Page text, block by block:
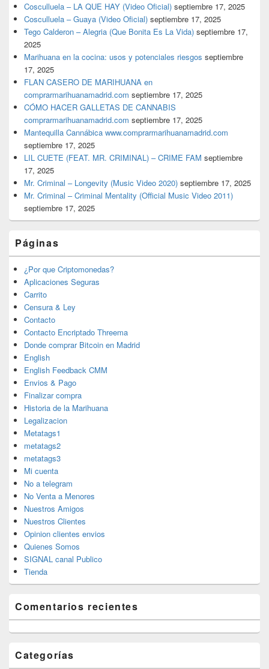
Cosculluela – LA QUE HAY (Video Oficial) septiembre 17, 2025
Cosculluela – Guaya (Video Oficial) septiembre 17, 2025
Tego Calderon – Alegria (Que Bonita Es La Vida) septiembre 17,
2025
Marihuana en la cocina: usos y potenciales riesgos septiembre
17, 2025
FLAN CASERO DE MARIHUANA en
comprarmarihuanamadrid.com septiembre 17, 2025
CÓMO HACER GALLETAS DE CANNABIS
comprarmarihuanamadrid.com septiembre 17, 2025
Mantequilla Cannábica www.comprarmarihuanamadrid.com
septiembre 17, 2025
LIL CUETE (FEAT. MR. CRIMINAL) – CRIME FAM septiembre
17, 2025
Mr. Criminal – Longevity (Music Video 2020) septiembre 17, 2025
Mr. Criminal – Criminal Mentality (Official Music Video 2011)
septiembre 17, 2025
Páginas
¿Por que Criptomonedas?
Aplicaciones Seguras
Carrito
Censura & Ley
Contacto
Contacto Encriptado Threema
Donde comprar Bitcoin en Madrid
English
English Feedback CMM
Envios & Pago
Finalizar compra
Historia de la Marihuana
Legalizacion
Metatags1
metatags2
metatags3
Mi cuenta
No a telegram
No Venta a Menores
Nuestros Amigos
Nuestros Clientes
Opinion clientes envios
Quienes Somos
SIGNAL canal Publico
Tienda
Comentarios recientes
Categorías